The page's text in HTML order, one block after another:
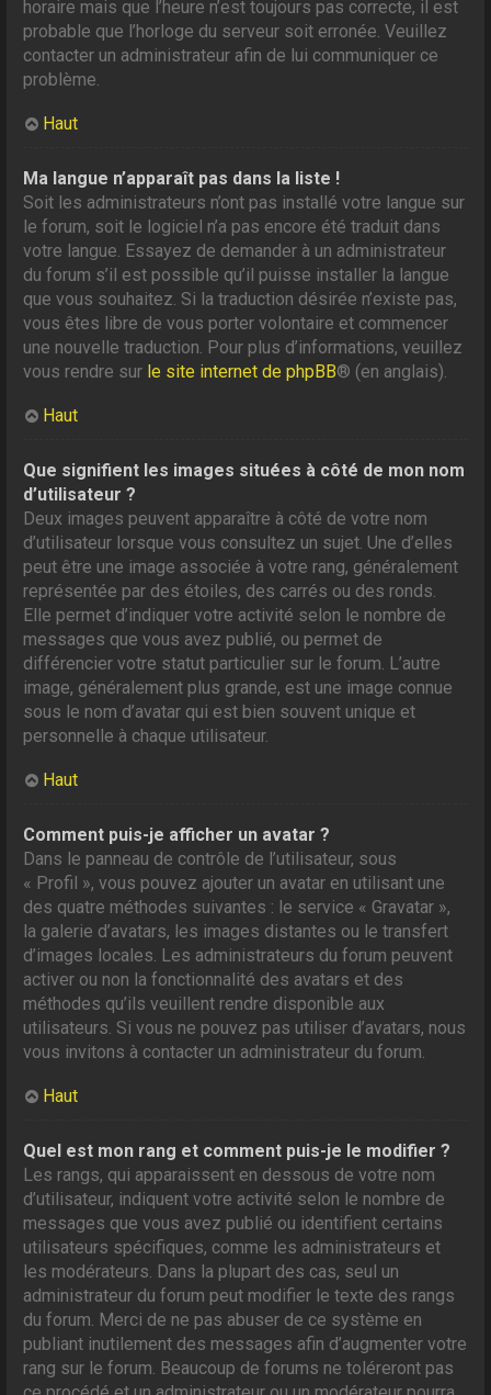
horaire mais que l’heure n’est toujours pas correcte, il est
probable que l’horloge du serveur soit erronée. Veuillez
contacter un administrateur afin de lui communiquer ce
problème.
Haut
Ma langue n’apparaît pas dans la liste !
Soit les administrateurs n’ont pas installé votre langue sur
le forum, soit le logiciel n’a pas encore été traduit dans
votre langue. Essayez de demander à un administrateur
du forum s’il est possible qu’il puisse installer la langue
que vous souhaitez. Si la traduction désirée n’existe pas,
vous êtes libre de vous porter volontaire et commencer
une nouvelle traduction. Pour plus d’informations, veuillez
vous rendre sur le site internet de phpBB® (en anglais).
Haut
Que signifient les images situées à côté de mon nom
d’utilisateur ?
Deux images peuvent apparaître à côté de votre nom
d’utilisateur lorsque vous consultez un sujet. Une d’elles
peut être une image associée à votre rang, généralement
représentée par des étoiles, des carrés ou des ronds.
Elle permet d’indiquer votre activité selon le nombre de
messages que vous avez publié, ou permet de
différencier votre statut particulier sur le forum. L’autre
image, généralement plus grande, est une image connue
sous le nom d’avatar qui est bien souvent unique et
personnelle à chaque utilisateur.
Haut
Comment puis-je afficher un avatar ?
Dans le panneau de contrôle de l’utilisateur, sous
« Profil », vous pouvez ajouter un avatar en utilisant une
des quatre méthodes suivantes : le service « Gravatar »,
la galerie d’avatars, les images distantes ou le transfert
d’images locales. Les administrateurs du forum peuvent
activer ou non la fonctionnalité des avatars et des
méthodes qu’ils veuillent rendre disponible aux
utilisateurs. Si vous ne pouvez pas utiliser d’avatars, nous
vous invitons à contacter un administrateur du forum.
Haut
Quel est mon rang et comment puis-je le modifier ?
Les rangs, qui apparaissent en dessous de votre nom
d’utilisateur, indiquent votre activité selon le nombre de
messages que vous avez publié ou identifient certains
utilisateurs spécifiques, comme les administrateurs et
les modérateurs. Dans la plupart des cas, seul un
administrateur du forum peut modifier le texte des rangs
du forum. Merci de ne pas abuser de ce système en
publiant inutilement des messages afin d’augmenter votre
rang sur le forum. Beaucoup de forums ne toléreront pas